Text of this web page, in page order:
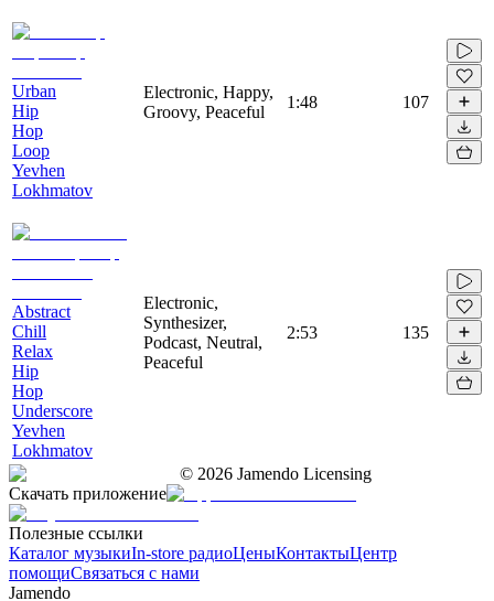
Urban
Hip
Hop
Loop
Yevhen
Lokhmatov
Electronic, Happy,
Groovy, Peaceful
1:48 107
Abstract
Chill
Relax
Hip
Hop
Underscore
Yevhen
Lokhmatov
Electronic,
Synthesizer,
Podcast, Neutral,
Peaceful
2:53 135
© 2026 Jamendo Licensing
Скачать приложение
Полезные ссылки
Каталог музыкиIn-store радиоЦеныКонтактыЦентр
помощиСвязаться с нами
Jamendo